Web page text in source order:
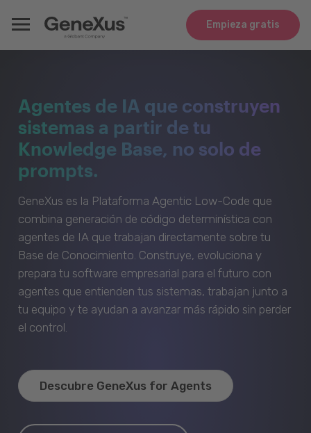
Empieza gratis
Agentes de IA que construyen
sistemas a partir de tu
Knowledge Base, no solo de
prompts.
GeneXus es la Plataforma Agentic Low-Code que
combina generación de código determinística con
agentes de IA que trabajan directamente sobre tu
Base de Conocimiento. Construye, evoluciona y
prepara tu software empresarial para el futuro con
agentes que entienden tus sistemas, trabajan junto a
tu equipo y te ayudan a avanzar más rápido sin perder
el control.
Descubre GeneXus for Agents